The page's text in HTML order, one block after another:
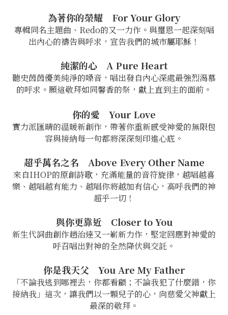
為著你的榮耀 For Your Glory
專輯同名主題曲、Redo的又一力作。與璽恩一起深刻唱
出內心的禱告與呼求，宣告我們的城市屬耶穌！
純潔的心 A Pure Heart
聽史茵茵優美純淨的嗓音，唱出發自內心深處最強烈渴慕
的呼求。願這敬拜如同馨香的祭，獻上直到主的面前。
你的愛 Your Love
實力派匯晴的溫暖新創作，帶著你重新感受神愛的無限包
容與接納每一句都將深深刻印進心底。
超乎萬名之名 Above Every Other Name
來自IHOP的原創詩歌，充滿能量的音符旋律，越唱越喜
樂、越唱越有能力、越唱你將越加有信心，高呼我們的神
超乎一切！
與你更靠近 Closer to You
新生代詞曲創作趙治達又一嶄新力作，堅定回應對神愛的
呼召唱出對神的全然降伏與交託。
你是我天父 You Are My Father
「不論我逃到哪裡去，你都看顧；不論我犯了什麼錯，你
接納我」這次，讓我們以一顆兒子的心，向慈愛父神獻上
最深的敬拜。